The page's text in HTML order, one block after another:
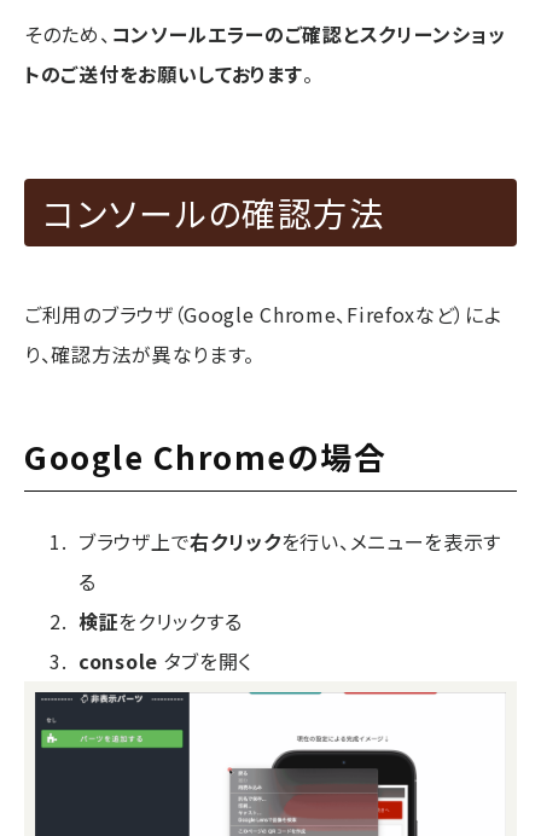
そのため、 コンソールエラーのご確認とスクリーンショッ
トのご送付をお願いしております。
コンソールの確認方法
ご利用のブラウザ（Google Chrome、Firefoxなど）によ
り、確認方法が異なります。
Google Chromeの場合
ブラウザ上で右クリックを行い、メニューを表示す
る
検証をクリックする
console タブを開く